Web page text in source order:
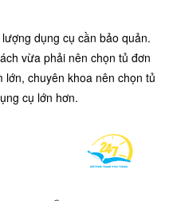
dụng cụ cần bảo quản.
vừa phải nên chọn tủ đơn
lớn, chuyên khoa nên chọn tủ
cụ lớn hơn.